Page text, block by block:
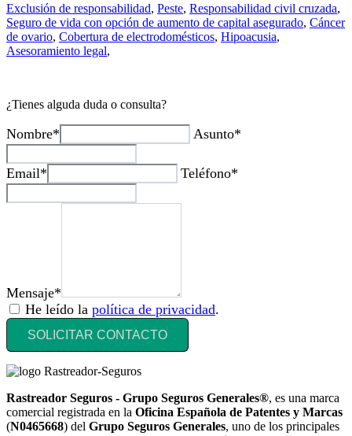
Exclusión de responsabilidad, Peste, Responsabilidad civil cruzada,
Seguro de vida con opción de aumento de capital asegurado, Cáncer
de ovario, Cobertura de electrodomésticos, Hipoacusia,
Asesoramiento legal,
¿Tienes alguda duda o consulta?
Nombre* Asunto*
Email* Teléfono*
Mensaje*
He leído la política de privacidad.
SOLICITAR CONTACTO
Rastreador Seguros - Grupo Seguros Generales®, es una marca
comercial registrada en la Oficina Española de Patentes y Marcas
(N0465668) del Grupo Seguros Generales, uno de los principales